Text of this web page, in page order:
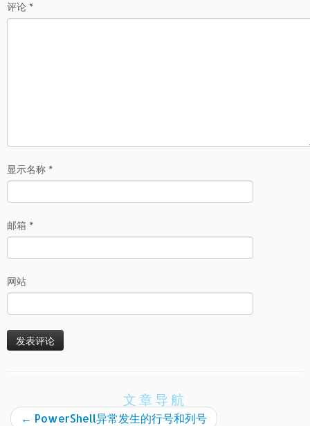
评论 *
显示名称 *
邮箱 *
网站
文章导航
← PowerShell异常发生的行号和列号